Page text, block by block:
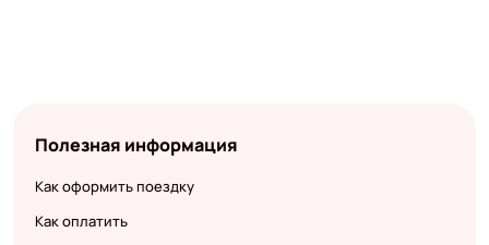
Полезная информация
Как оформить поездку
Как оплатить